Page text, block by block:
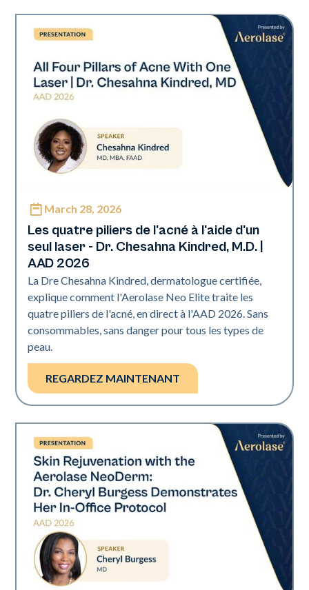
Neo Elite | Présentations
March 28, 2026
Les quatre piliers de l'acné à l'aide d'un
seul laser - Dr. Chesahna Kindred, M.D. |
AAD 2026
La Dre Chesahna Kindred, dermatologue certifiée,
explique comment l'Aerolase Neo Elite traite les
quatre piliers de l'acné, en direct à l'AAD 2026. Sans
consommables, sans danger pour tous les types de
peau.
REGARDEZ MAINTENANT